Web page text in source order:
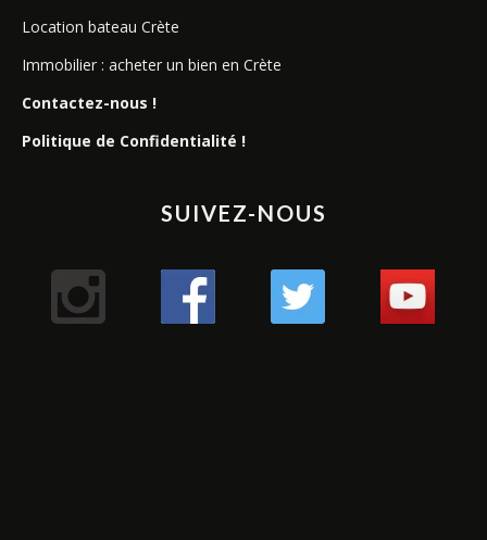
Location bateau Crète
Immobilier : acheter un bien en Crète
Contactez-nous !
Politique de Confidentialité !
SUIVEZ-NOUS